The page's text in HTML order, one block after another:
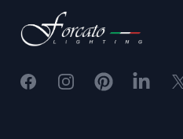
FacebookInstagramPinterestLinkedIn
X